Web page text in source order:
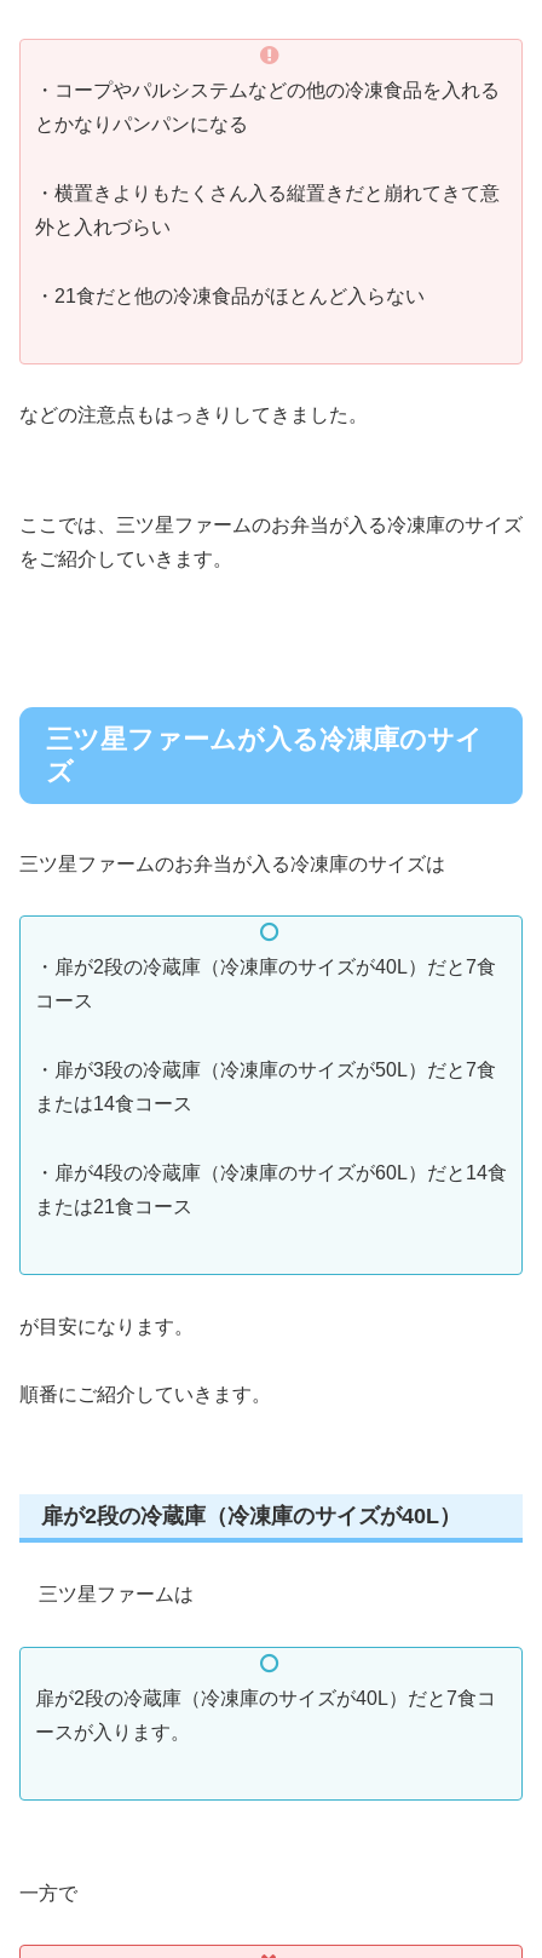
・コープやパルシステムなどの他の冷凍食品を入れる
とかなりパンパンになる
・横置きよりもたくさん入る縦置きだと崩れてきて意
外と入れづらい
・21食だと他の冷凍食品がほとんど入らない
などの注意点もはっきりしてきました。
ここでは、三ツ星ファームのお弁当が入る冷凍庫のサイズ
をご紹介していきます。
三ツ星ファームが入る冷凍庫のサイ
ズ
三ツ星ファームのお弁当が入る冷凍庫のサイズは
・扉が2段の冷蔵庫（冷凍庫のサイズが40L）だと7食
コース
・扉が3段の冷蔵庫（冷凍庫のサイズが50L）だと7食
または14食コース
・扉が4段の冷蔵庫（冷凍庫のサイズが60L）だと14食
または21食コース
が目安になります。
順番にご紹介していきます。
扉が2段の冷蔵庫（冷凍庫のサイズが40L）
三ツ星ファームは
扉が2段の冷蔵庫（冷凍庫のサイズが40L）だと7食コ
ースが入ります。
一方で